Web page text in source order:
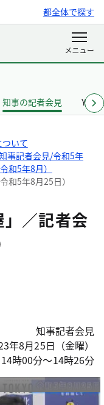
都全体で探す
知事の記者会見
いて
事記者会見/令和5年
和5年8月）
和5年8月25日）
／記者会
知事記者会見
年8月25日（金曜）
14時00分～14時26分